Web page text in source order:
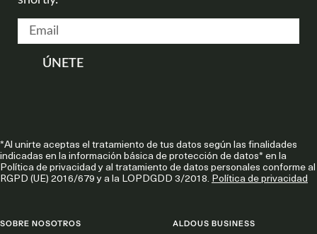
ÚNETE
*Al unirte aceptas el tratamiento de tus datos según las finalidades
indicadas en la información básica de protección de datos* en la
Política de privacidad y al tratamiento de datos personales conforme al
RGPD (UE) 2016/679 y a la LOPDGDD 3/2018. Política de privacidad
SOBRE NOSOTROS ALDOUS BUSINESS